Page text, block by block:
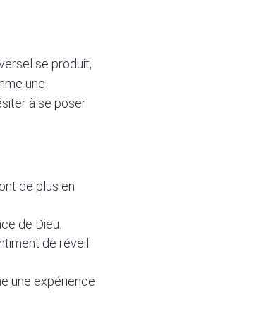
se produit,
une
à se poser
de plus en
de Dieu.
de réveil
une expérience